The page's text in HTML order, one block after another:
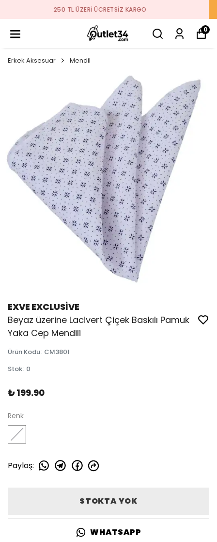
2026 SEZON ÜRÜNLER STOKLARDA
0
Erkek Aksesuar Mendil
EXVE EXCLUSİVE
Beyaz üzerine Lacivert Çiçek Baskılı Pamuk
Yaka Cep Mendili
Ürün Kodu: CM3801
Stok: 0
₺ 199.90
Renk
Paylaş:
STOKTA YOK
WHATSAPP